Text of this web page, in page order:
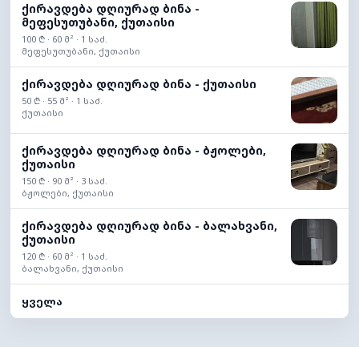
ქირავდება დღიურად ბინა -
მეფესუთუბანი, ქუთაისი
100 ₾ · 60 მ² · 1 საძ.
მეფესუთუბანი, ქუთაისი
ქირავდება დღიურად ბინა - ქუთაისი
50 ₾ · 55 მ² · 1 საძ.
ქუთაისი
ქირავდება დღიურად ბინა - ბჟოლები,
ქუთაისი
150 ₾ · 90 მ² · 3 საძ.
ბჟოლები, ქუთაისი
ქირავდება დღიურად ბინა - ბალახვანი,
ქუთაისი
120 ₾ · 60 მ² · 1 საძ.
ბალახვანი, ქუთაისი
ყველა